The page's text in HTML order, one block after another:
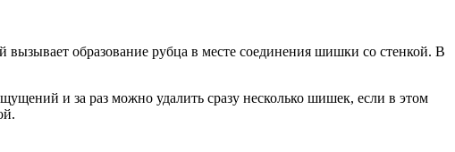
вызывает образование рубца в месте соединения шишки со стенкой. В
и за раз можно удалить сразу несколько шишек, если в этом